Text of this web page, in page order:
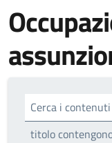
Cerca i
titolo